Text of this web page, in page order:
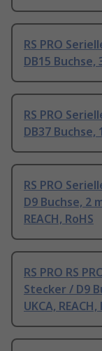
RS PRO
DB15 Buchse,
RS PRO
DB37 Buchse,
RS PRO
D9 Buchse, 2
REACH, RoHS
RS PRO RS
Stecker / D9
UKCA, REACH,